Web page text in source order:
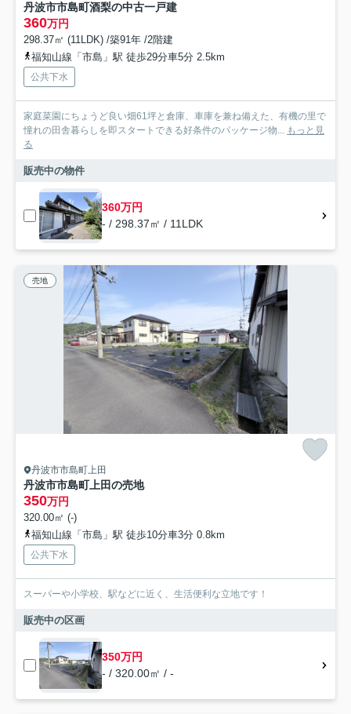
丹波市市島町酒梨の中古一戸建
360万円
298.37㎡ (11LDK) /築91年 /2階建
福知山線「市島」駅 徒歩29分車5分 2.5km
公共下水
家庭菜園にちょうど良い畑61坪と倉庫、車庫を兼ね備えた、有機の里で
憧れの田舎暮らしを即スタートできる好条件のパッケージ物... もっと見
る
販売中の物件
360万円
- / 298.37㎡ / 11LDK
売地
丹波市市島町上田
丹波市市島町上田の売地
350万円
320.00㎡ (-)
福知山線「市島」駅 徒歩10分車3分 0.8km
公共下水
スーパーや小学校、駅などに近く、生活便利な立地です！
販売中の区画
350万円
- / 320.00㎡ / -